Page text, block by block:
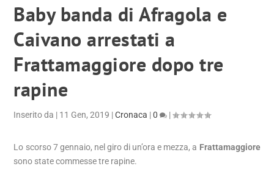
Baby banda di Afragola e
Caivano arrestati a
Frattamaggiore dopo tre
rapine
Inserito da | 11 Gen, 2019 |Cronaca |0 |
Lo scorso 7 gennaio, nel giro di un’ora e mezza, a Frattamaggiore
sono state commesse tre rapine.